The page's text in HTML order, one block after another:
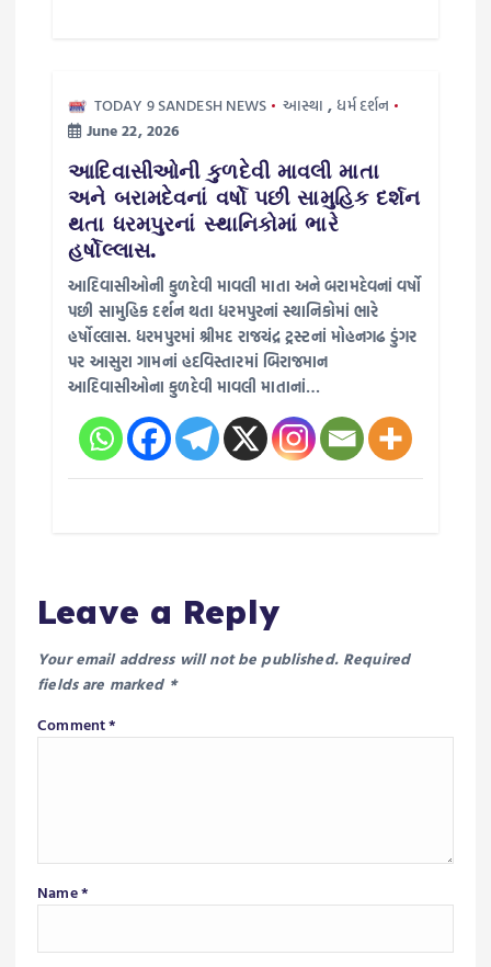
TODAY 9 SANDESH NEWS આસ્થા , ધર્મ દર્શન
June 22, 2026
આદિવાસીઓની કુળદેવી માવલી માતા
અને બરામદેવનાં વર્ષો પછી સામુહિક દર્શન
થતા ધરમપુરનાં સ્થાનિકોમાં ભારે
હર્ષોલ્લાસ.
આદિવાસીઓની કુળદેવી માવલી માતા અને બરામદેવનાં વર્ષો
પછી સામુહિક દર્શન થતા ધરમપુરનાં સ્થાનિકોમાં ભારે
હર્ષોલ્લાસ. ધરમપુરમાં શ્રીમદ રાજચંદ્ર ટ્રસ્ટનાં મોહનગઢ ડુંગર
પર આસુરા ગામનાં હદવિસ્તારમાં બિરાજમાન
આદિવાસીઓના કુળદેવી માવલી માતાનાં…
Leave a Reply
Your email address will not be published. Required
fields are marked *
Comment*
Name*